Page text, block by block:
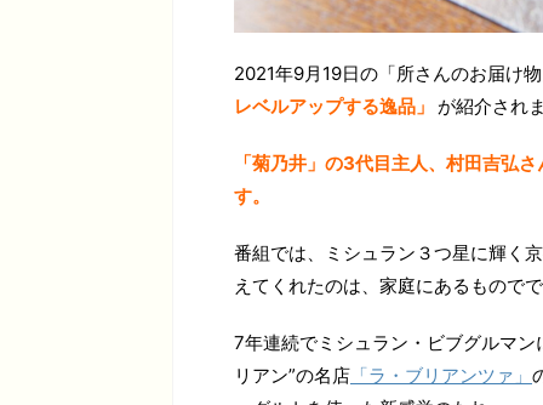
2021年9月19日の「所さんのお届け
レベルアップする逸品」 が紹介され
「菊乃井」の3代目主人、村田吉弘
す。
番組では、ミシュラン３つ星に輝く
えてくれたのは、家庭にあるもので
7年連続でミシュラン・ビブグルマ
リアン”の名店 「ラ・ブリアンツァ」